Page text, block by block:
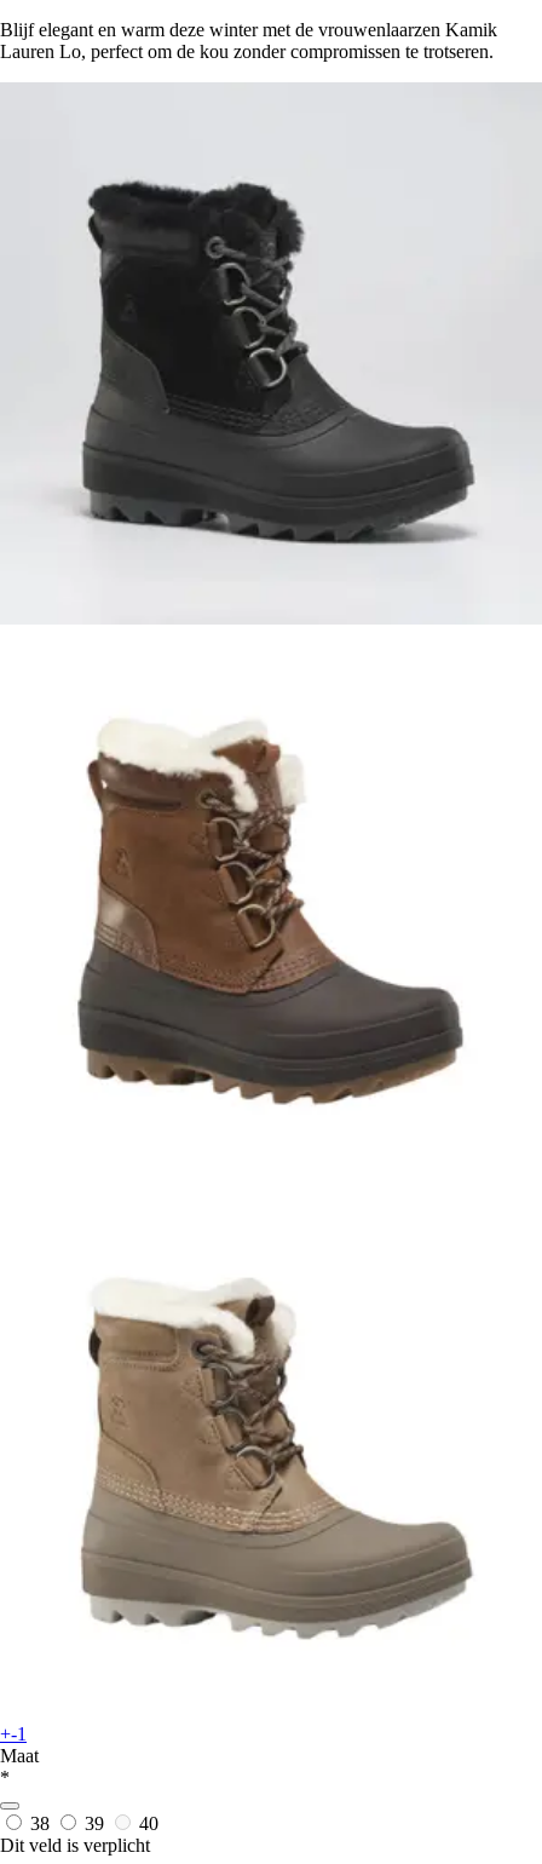
Blijf elegant en warm deze winter met de vrouwenlaarzen Kamik
Lauren Lo, perfect om de kou zonder compromissen te trotseren.
+-1
Maat
*
38 39
40
Dit veld is verplicht